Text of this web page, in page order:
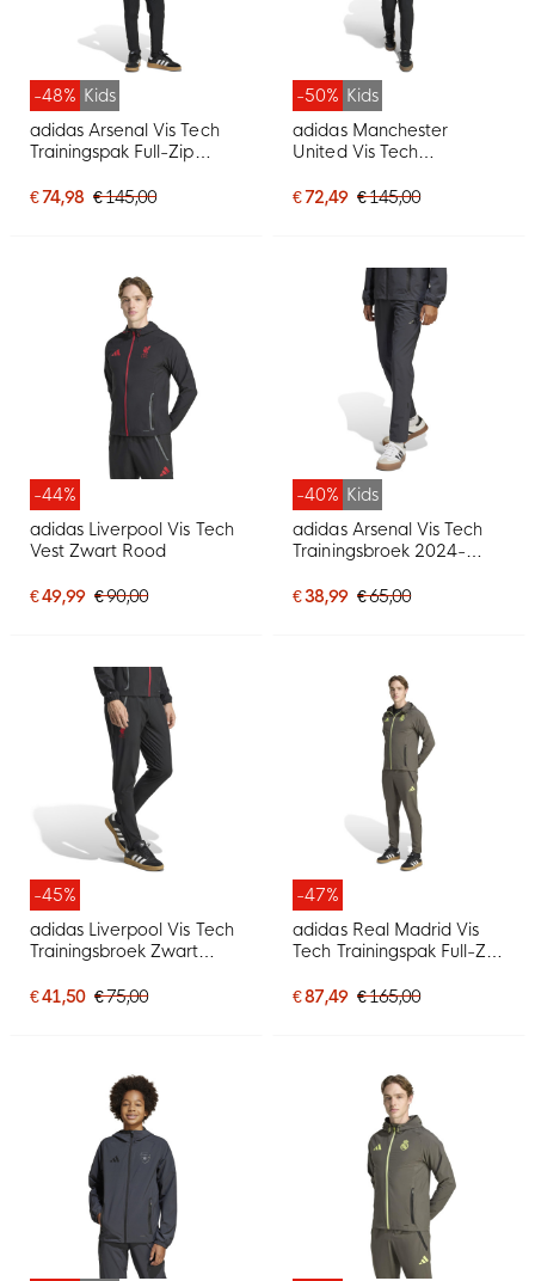
-48% Kids
adidas Arsenal Vis Tech
Trainingspak Full-Zip
Donkerblauw Zwart Wit
€ 74,98 € 145,00
-50% Kids
adidas Manchester
United Vis Tech
Zwart Paars
€ 72,49 € 145,00
-44%
adidas Liverpool Vis Tech
Vest Zwart Rood
€ 49,99 € 90,00
-40% Kids
adidas Arsenal Vis Tech
Trainingsbroek 2024-
€ 38,99 € 65,00
-45%
adidas Liverpool Vis Tech
Trainingsbroek Zwart
€ 41,50 € 75,00
-47%
adidas Real Madrid Vis
Tech Trainingspak Full-Zip
€ 87,49 € 165,00